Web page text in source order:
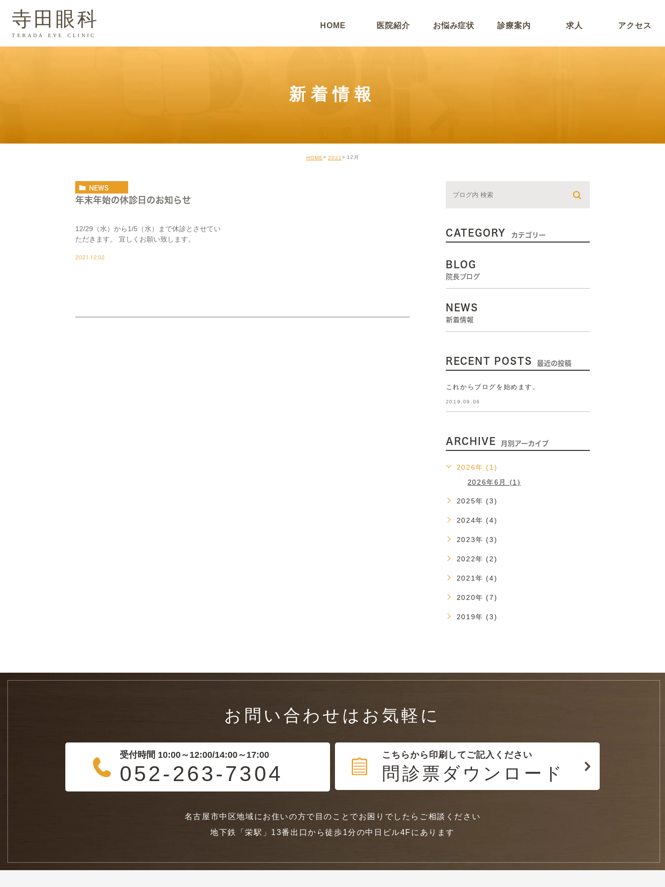
HOME 医院紹介 お悩み症状 診療案内 求人 アクセス
新着情報
HOME 2021 12月
NEWS
年末年始の休診日のお知らせ
12/29（水）から1/5（水）まで休診とさせてい
ただきます。 宜しくお願い致します。
2021.12.02
CATEGORY カテゴリー
BLOG
院長ブログ
NEWS
新着情報
RECENT POSTS 最近の投稿
これからブログを始めます。
2019.09.06
ARCHIVE 月別アーカイブ
2026年 (1)
2026年6月 (1)
2025年 (3)
2024年 (4)
2023年 (3)
2022年 (2)
2021年 (4)
2020年 (7)
2019年 (3)
お問い合わせはお気軽に
受付時間 10:00～12:00/14:00～17:00
052-263-7304
こちらから印刷してご記入ください
問診票ダウンロード
名古屋市中区地域にお住いの方で目のことでお困りでしたらご相談ください
地下鉄「栄駅」13番出口から徒歩1分の中日ビル4Fにあります